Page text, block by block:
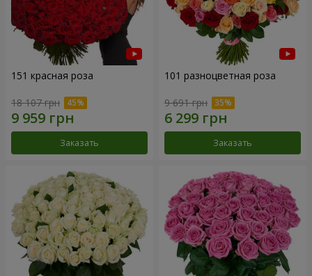
151 красная роза
18 107 грн
Заказать
101 разноцветная роза
9 691 грн
Заказать